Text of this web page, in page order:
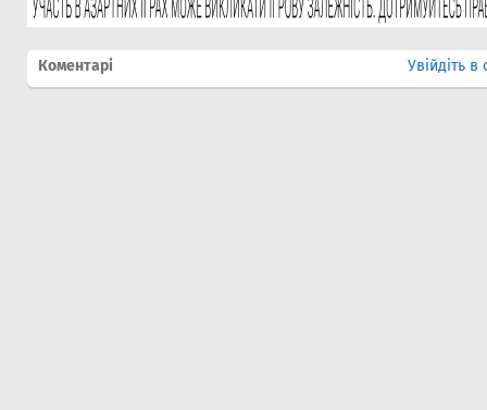
Коментарі Увійдіть в